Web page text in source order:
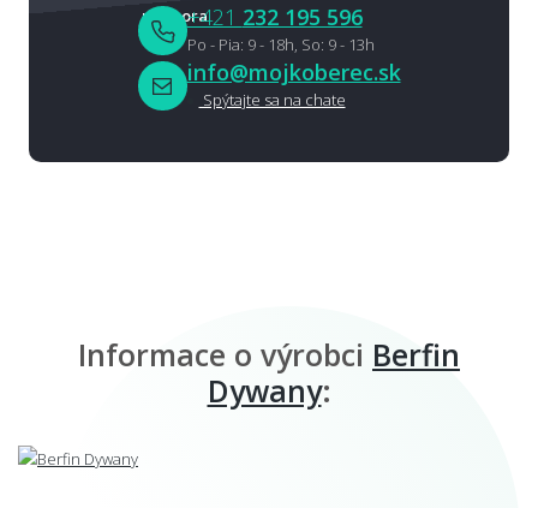
+421 232 195 596
Po - Pia: 9 - 18h, So: 9 - 13h
info@mojkoberec.sk
Spýtajte sa na chate
Informace o výrobci Berfin
Dywany: